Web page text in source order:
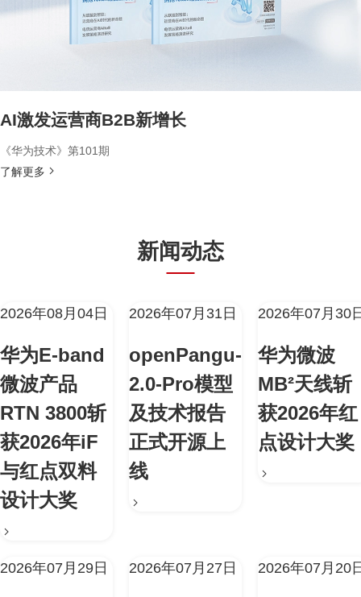
AI激发运营商B2B新增长
《华为技术》第101期
了解更多
新闻动态
2026年08月04日
华为E-band
微波产品
RTN 3800斩
获2026年iF
与红点双料
设计大奖
2026年07月31日
openPangu-
2.0-Pro模型
及技术报告
正式开源上
线
2026年07月30
华为微波
MB²天线斩
获2026年红
点设计大奖
2026年07月29日 2026年07月27日 2026年07月20